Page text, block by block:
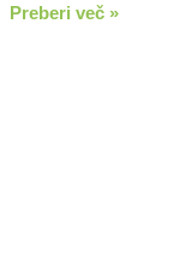
Preberi več »